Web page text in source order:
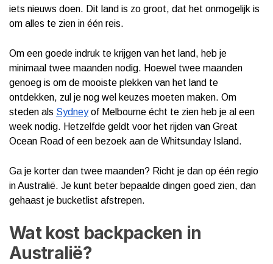
iets nieuws doen. Dit land is zo groot, dat het onmogelijk is
om alles te zien in één reis.
Om een goede indruk te krijgen van het land, heb je
minimaal twee maanden nodig. Hoewel twee maanden
genoeg is om de mooiste plekken van het land te
ontdekken, zul je nog wel keuzes moeten maken. Om
steden als Sydneyof Melbourne écht te zien heb je al een
week nodig. Hetzelfde geldt voor het rijden van Great
Ocean Road of een bezoek aan de Whitsunday Island.
Ga je korter dan twee maanden? Richt je dan op één regio
in Australië. Je kunt beter bepaalde dingen goed zien, dan
gehaast je bucketlist afstrepen.
Wat kost backpacken in
Australië?